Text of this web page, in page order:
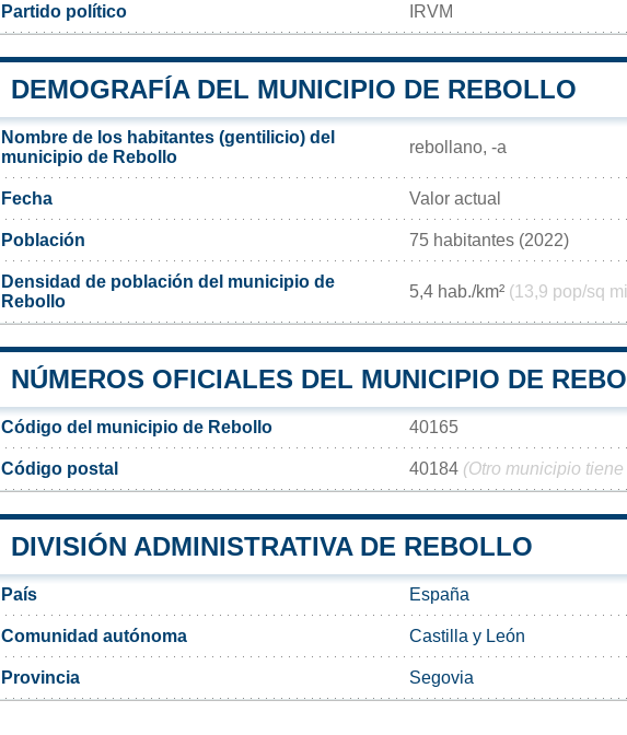
Partido político IRVM
DEMOGRAFÍA DEL MUNICIPIO DE REBOLLO
Nombre de los habitantes (gentilicio) del
municipio de Rebollo
rebollano, -a
Fecha Valor actual
Población 75 habitantes (2022)
Densidad de población del municipio de
Rebollo
5,4 hab./km² (13,9 pop/sq
NÚMEROS OFICIALES DEL MUNICIPIO DE
Código del municipio de Rebollo 40165
Código postal 40184 (Otro municipio
DIVISIÓN ADMINISTRATIVA DE REBOLLO
País España
Comunidad autónoma Castilla y León
Provincia Segovia